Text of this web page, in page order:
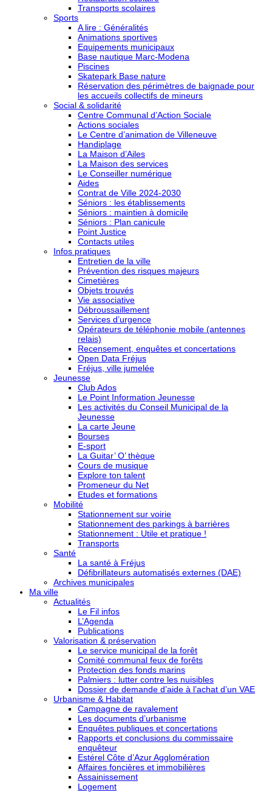
Transports scolaires
Sports
A lire : Généralités
Animations sportives
Equipements municipaux
Base nautique Marc-Modena
Piscines
Skatepark Base nature
Réservation des périmètres de baignade pour
les accueils collectifs de mineurs
Social & solidarité
Centre Communal d’Action Sociale
Actions sociales
Le Centre d’animation de Villeneuve
Handiplage
La Maison d’Ailes
La Maison des services
Le Conseiller numérique
Aides
Contrat de Ville 2024-2030
Séniors : les établissements
Séniors : maintien à domicile
Séniors : Plan canicule
Point Justice
Contacts utiles
Infos pratiques
Entretien de la ville
Prévention des risques majeurs
Cimetières
Objets trouvés
Vie associative
Débroussaillement
Services d’urgence
Opérateurs de téléphonie mobile (antennes
relais)
Recensement, enquêtes et concertations
Open Data Fréjus
Fréjus, ville jumelée
Jeunesse
Club Ados
Le Point Information Jeunesse
Les activités du Conseil Municipal de la
Jeunesse
La carte Jeune
Bourses
E-sport
La Guitar’ O’ thèque
Cours de musique
Explore ton talent
Promeneur du Net
Etudes et formations
Mobilité
Stationnement sur voirie
Stationnement des parkings à barrières
Stationnement : Utile et pratique !
Transports
Santé
La santé à Fréjus
Défibrillateurs automatisés externes (DAE)
Archives municipales
Ma ville
Actualités
Le Fil infos
L’Agenda
Publications
Valorisation & préservation
Le service municipal de la forêt
Comité communal feux de forêts
Protection des fonds marins
Palmiers : lutter contre les nuisibles
Dossier de demande d’aide à l’achat d’un VAE
Urbanisme & Habitat
Campagne de ravalement
Les documents d’urbanisme
Enquêtes publiques et concertations
Rapports et conclusions du commissaire
enquêteur
Estérel Côte d’Azur Agglomération
Affaires foncières et immobilières
Assainissement
Logement